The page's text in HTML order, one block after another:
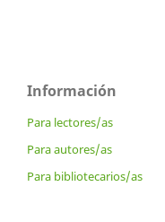
Información
Para lectores/as
Para autores/as
Para bibliotecarios/as